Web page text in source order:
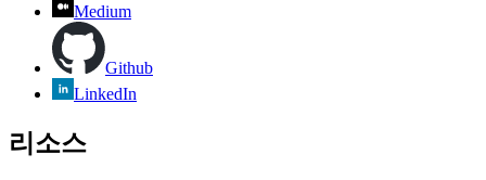
Medium
Github
LinkedIn
리소스